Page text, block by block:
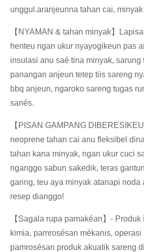
unggul.aranjeunna tahan cai,
【 NYAMAN & tahan minyak】
henteu ngan ukur nyayogikeun pas
insulasi anu saé tina minyak, sarung
panangan anjeun tetep tiis sareng
bbq anjeun, ngaroko sareng tugas
sanés.
【 PISAN GAMPANG
neoprene tahan cai anu fleksibel
tahan kana minyak, ngan ukur cuci
nganggo sabun sakedik, teras
garing, teu aya minyak atanapi noda
resep dianggo!
【 Sagala rupa pamakéan 】 - Produk
kimia, pamrosésan mékanis, operasi
pamrosésan produk akuatik sareng